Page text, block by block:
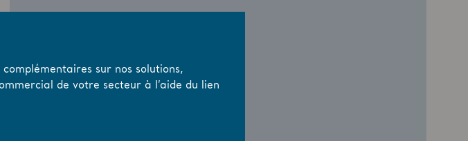
sur nos solutions,
de votre secteur à l’aide du lien